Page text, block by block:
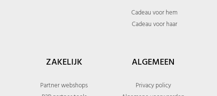
Cadeau voor hem
Cadeau voor haar
ZAKELIJK
Partner webshops
ALGEMEEN
Privacy policy